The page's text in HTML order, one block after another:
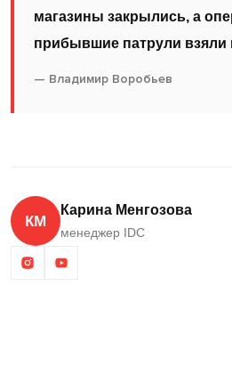
магазины закрылись, а
прибывшие патрули взяли
— Владимир Воробьев
КМ
Карина Менгозова
менеджер IDC